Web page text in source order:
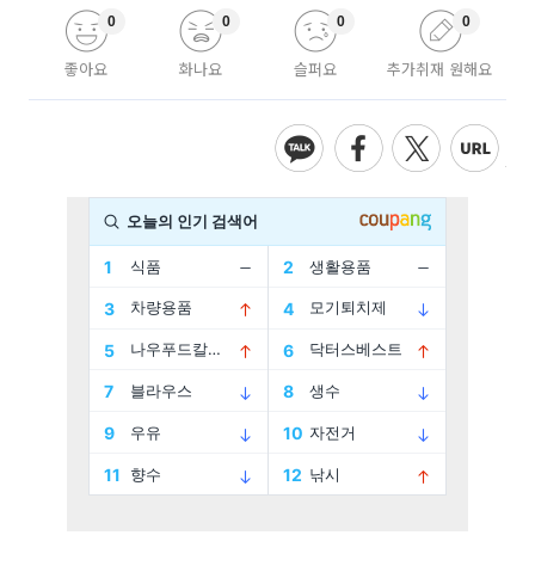
좋아요
0
화나요
0
슬퍼요
0
추가취재 원해요
0